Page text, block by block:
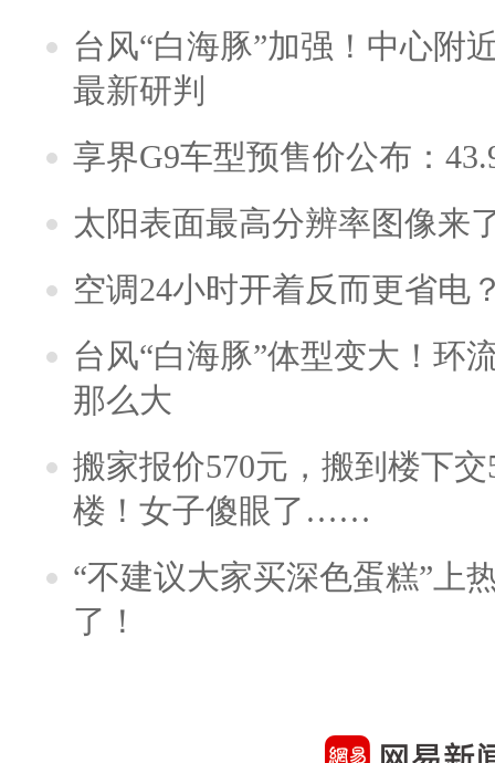
台风“白海豚”加强！中心附
最新研判
享界G9车型预售价公布：
太阳表面最高分辨率图像来
空调24小时开着反而更省电
台风“白海豚”体型变大！环
那么大
搬家报价570元，搬到楼下
楼！女子傻眼了……
“不建议大家买深色蛋糕”上
了！